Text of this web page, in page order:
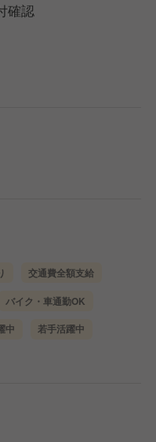
確認
交通費全額支給
バイク・車通勤OK
中 若手活躍中